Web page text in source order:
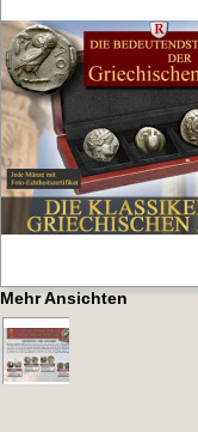
Mehr Ansichten